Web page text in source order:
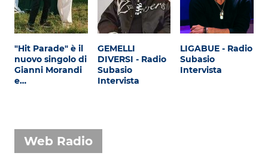
"Hit Parade" è il
nuovo singolo di
Gianni Morandi
e…
GEMELLI
DIVERSI - Radio
Subasio
Intervista
LIGABUE - Radio
Subasio
Intervista
Web Radio